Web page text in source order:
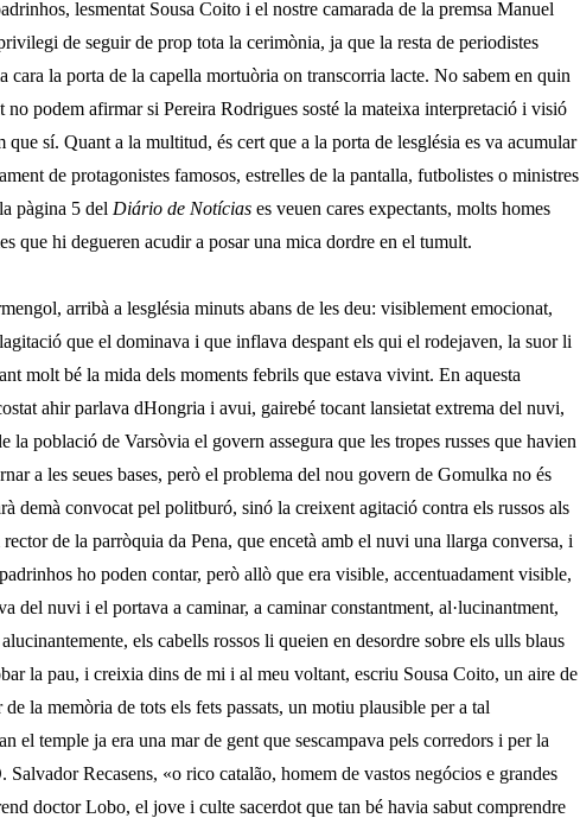
lesmentat Sousa Coito i el nostre camarada de la premsa Manuel
de seguir de prop tota la cerimònia, ja que la resta de periodistes
cara la porta de la capella mortuòria on transcorria lacte. No sabem en quin
podem afirmar si Pereira Rodrigues sosté la mateixa interpretació i visió
que sí. Quant a la multitud, és cert que a la porta de lesglésia es va acumular
de protagonistes famosos, estrelles de la panta­lla, futbolistes o ministres
pàgina 5 del Diário de Notícias es veuen cares expectants, molts ho­mes
que hi degueren acudir a posar una mica dor­dre en el tumult.
arribà a lesglésia minuts abans de les deu: visiblement emocionat,
que el domi­nava i que inflava despant els qui el rodejaven, la suor li
molt bé la mida dels moments febrils que estava vivint. En aquesta
ahir parlava dHongria i avui, gairebé tocant lansietat extre­ma del nuvi,
la població de Varsòvia el govern assegura que les tropes russes que havien
a les seues bases, però el problema del nou govern de Gomulka no és
demà convocat pel polit­buró, sinó la creixent agitació contra els russos als
de la parròquia da Pena, que encetà amb el nuvi una llarga conversa, i
ho poden contar, però allò que era visible, accentuada­ment visible,
del nuvi i el portava a caminar, a caminar constantment, al·lucinantment,
els cabells rossos li queien en desordre sobre els ulls blaus
la pau, i creixia dins de mi i al meu voltant, escriu Sousa Coito, un aire de
la memòria de tots els fets passats, un motiu plausible per a tal
el temple ja era una mar de gent que sescampava pels corredors i per la
Recasens, «o rico catalão, homem de vastos negócios e grandes
doctor Lobo, el jove i culte sacerdot que tan bé havia sabut comprendre